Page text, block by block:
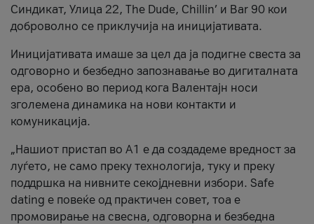
Синдикат, Улица 22, The Dude, Chillin’ и Bar 90 кои
доброволно се приклучија на иницијативата.
Иницијативата имаше за цел да ја подигне свеста за
одговорно и безбедно запознавање во дигиталната
ера, особено во период кога Валентајн носи
зголемена динамика на нови контакти и
комуникација.
„Нашиот пристап во А1 е да создадеме вредност за
луѓето, не само преку технологија, туку и преку
поддршка на нивните секојдневни избори. Safe
dating е повеќе од практичен совет, тоа е
промовирање на свесна, одговорна и безбедна